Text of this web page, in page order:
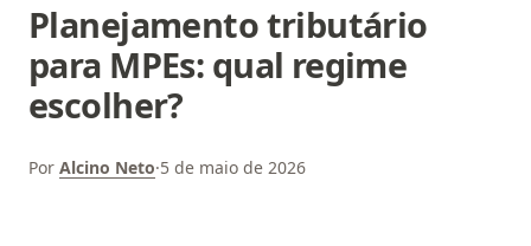
Planejamento tributário
para MPEs: qual regime
escolher?
Por Alcino Neto·5 de maio de 2026